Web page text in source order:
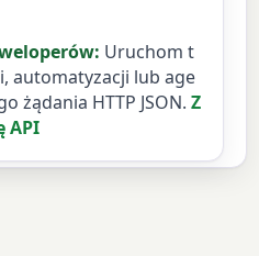
Uruchom t
automatyzacji lub age
żądania HTTP JSON. Z
API